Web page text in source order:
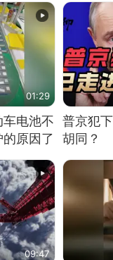
01:29
电池不
原因了
普京犯
胡同？
09:47